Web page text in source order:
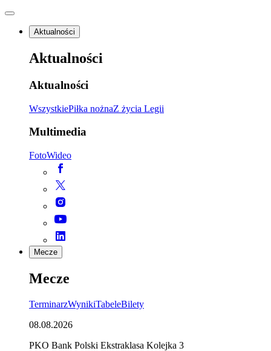
Aktualności
Aktualności
Aktualności
WszystkiePiłka nożnaZ życia Legii
Multimedia
FotoWideo
Mecze
Mecze
TerminarzWynikiTabeleBilety
08.08.2026
PKO Bank Polski Ekstraklasa Kolejka 3